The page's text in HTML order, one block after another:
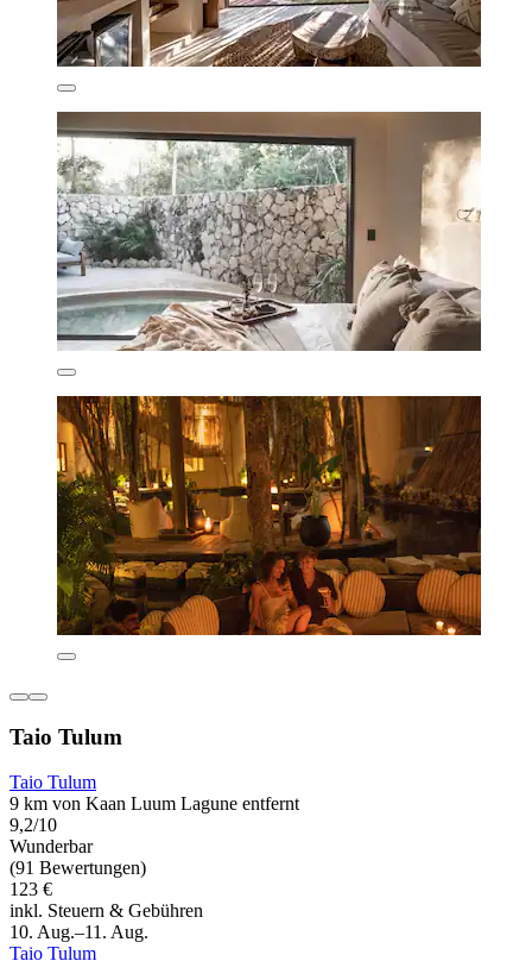
Taio Tulum
Taio Tulum
9 km von Kaan Luum Lagune entfernt
9,2/10
Wunderbar
(91 Bewertungen)
123 €
inkl. Steuern & Gebühren
10. Aug.–11. Aug.
Taio Tulum